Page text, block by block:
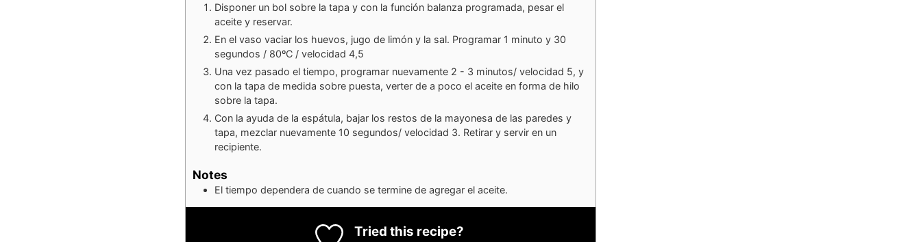
Disponer un bol sobre la tapa y con la función balanza programada, pesar el
aceite y reservar.
En el vaso vaciar los huevos, jugo de limón y la sal. Programar 1 minuto y 30
segundos / 80ºC / velocidad 4,5
Una vez pasado el tiempo, programar nuevamente 2 - 3 minutos/ velocidad 5, y
con la tapa de medida sobre puesta, verter de a poco el aceite en forma de hilo
sobre la tapa.
Con la ayuda de la espátula, bajar los restos de la mayonesa de las paredes y
tapa, mezclar nuevamente 10 segundos/ velocidad 3. Retirar y servir en un
recipiente.
Notes
El tiempo dependera de cuando se termine de agregar el aceite.
Tried this recipe?